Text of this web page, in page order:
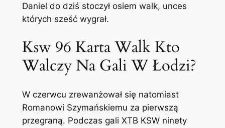
Daniel do dziś stoczył osiem walk, unces
których sześć wygrał.
Ksw 96 Karta Walk Kto
Walczy Na Gali W Łodzi?
W czerwcu zrewanżował się natomiast
Romanowi Szymańskiemu za pierwszą
przegraną. Podczas gali XTB KSW ninety